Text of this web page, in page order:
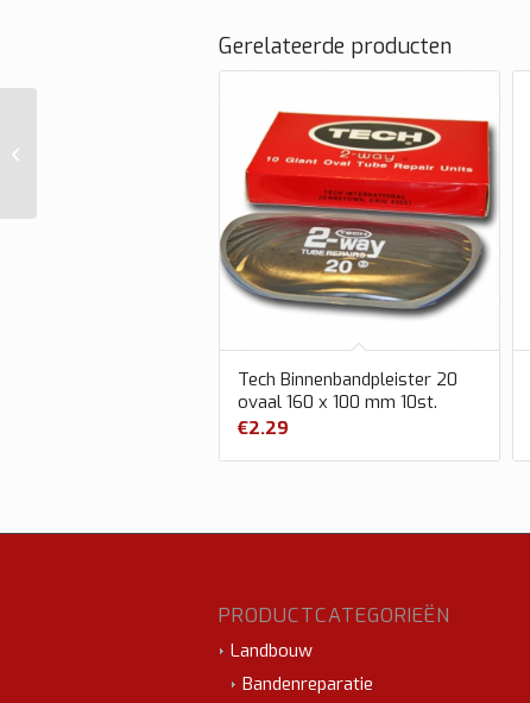
Gerelateerde producten
Tech Binnenbandpleister 20
ovaal 160 x 100 mm 10st.
€2.29
PRODUCTCATEGORIEËN
Landbouw
Bandenreparatie